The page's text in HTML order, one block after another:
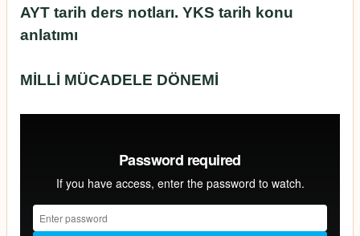
AYT tarih ders notları. YKS tarih konu
anlatımı
MİLLİ MÜCADELE DÖNEMİ